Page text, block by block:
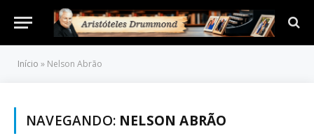
Início » Nelson Abrão
NAVEGANDO: NELSON ABRÃO